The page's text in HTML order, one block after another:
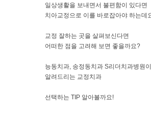
​일상생활을 보내면서 불편함이 있다면
치아교정으로 이를 바로잡아야 하는데
교정 잘하는 곳을 살펴보신다면
어떠한 점을 고려해 보면 좋을까요?
​​능동치과, 송정동치과 S리더치과병원이
알려드리는 교정치과
선택하는 TIP 알아볼까요!